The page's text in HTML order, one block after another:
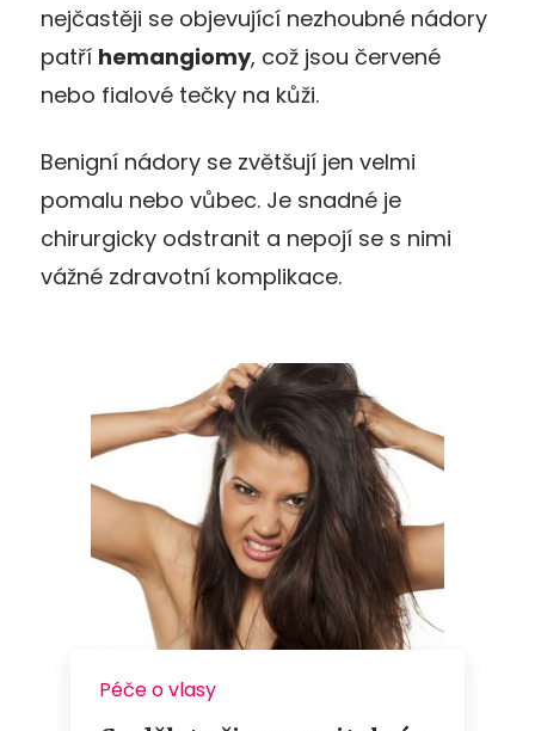
nejčastěji se objevující nezhoubné nádory
patří hemangiomy, což jsou červené
nebo fialové tečky na kůži.
Benigní nádory se zvětšují jen velmi
pomalu nebo vůbec. Je snadné je
chirurgicky odstranit a nepojí se s nimi
vážné zdravotní komplikace.